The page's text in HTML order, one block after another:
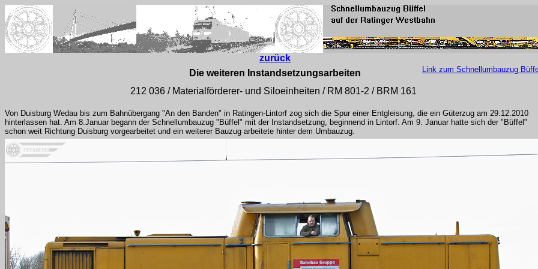
zurück
Link zum Schnellumbauzug
Die weiteren Instandsetzungsarbeiten
212 036 / Materialförderer- und Siloeinheiten / RM 801-2 / BRM 161
Von Duisburg Wedau bis zum Bahnübergang "An den Banden" in Ratingen-Lintorf zog sich die Spur einer Entgleisung, die ein Güterzug am 29.12.2010
hinterlassen hat. Am 8.Januar begann der Schnellumbauzug "Büffel" mit der Instandsetzung, beginnend in Lintorf. Am 9. Januar hatte sich der "Büffel"
schon weit Richtung Duisburg vorgearbeitet und ein weiterer Bauzug arbeitete hinter dem Umbauzug